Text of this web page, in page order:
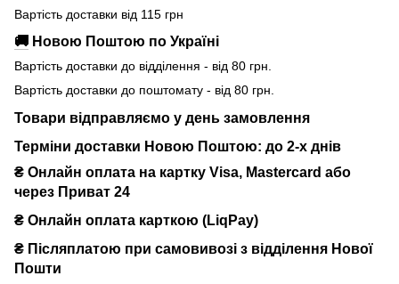
Вартість доставки від 115 грн
🚚 Новою Поштою по Україні
Вартість доставки до відділення - від 80 грн.
Вартість доставки до поштомату - від 80 грн.
Товари відправляємо у день замовлення
Терміни доставки Новою Поштою: до 2-х днів
₴ Онлайн оплата на картку Visa, Mastercard або
через Приват 24
₴ Онлайн оплата карткою (LiqPay)
₴ Післяплатою при самовивозі з відділення Нової
Пошти